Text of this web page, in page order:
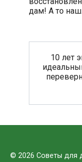
дам! А то
10 лет
© 2026 Советы для